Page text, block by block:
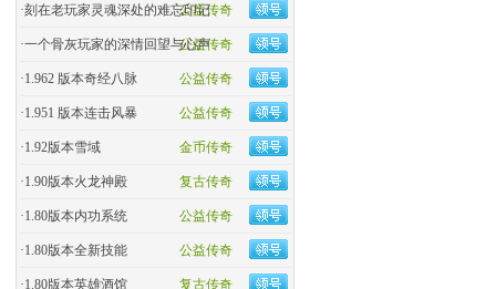
公益传奇
·刻在老玩家灵魂深处的难忘印记
公益传奇
·一个骨灰玩家的深情回望与心声
公益传奇
·1.962 版本奇经八脉
公益传奇
·1.951 版本连击风暴
金币传奇
·1.92版本雪域
复古传奇
·1.90版本火龙神殿
公益传奇
·1.80版本内功系统
公益传奇
·1.80版本全新技能
复古传奇
·1.80版本英雄酒馆